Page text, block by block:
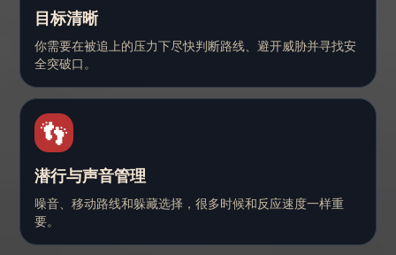
目标清晰
你需要在被追上的压力下尽快判断路线、避开威胁并寻找安
全突破口。
👣
潜行与声音管理
噪音、移动路线和躲藏选择，很多时候和反应速度一样重
要。